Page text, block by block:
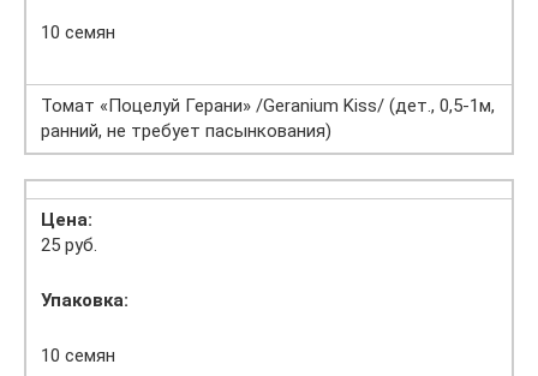
10 семян
Томат «Поцелуй Герани» /Geranium Kiss/ (дет., 0,5-1м,
ранний, не требует пасынкования)
Цена:
25 руб.
Упаковка:
10 семян